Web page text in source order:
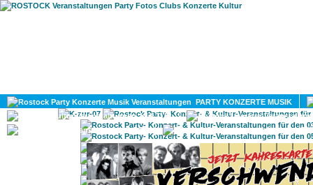
PARTY KONZERTE MUSIK
KULTUR
GAY